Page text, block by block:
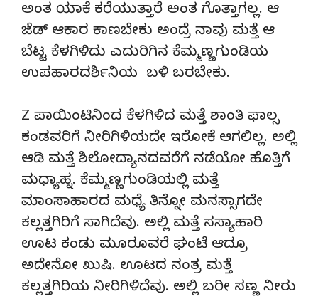
ಅಂತ ಯಾಕೆ ಕರೆಯುತ್ತಾರೆ ಅಂತ ಗೊತ್ತಾಗಲ್ಲ. ಆ
ಜೆಡ್ ಆಕಾರ ಕಾಣಬೇಕು ಅಂದ್ರೆ ನಾವು ಮತ್ತೆ ಆ
ಬೆಟ್ಟ ಕೆಳಗಿಳಿದು ಎದುರಿಗಿನ ಕೆಮ್ಮಣ್ಣಗುಂಡಿಯ
ಉಪಹಾರದರ್ಶಿನಿಯ ಬಳಿ ಬರಬೇಕು.
Z ಪಾಯಿಂಟಿನಿಂದ ಕೆಳಗಿಳಿದ ಮತ್ತೆ ಶಾಂತಿ ಫಾಲ್ಸ
ಕಂಡವರಿಗೆ ನೀರಿಗಿಳಿಯದೇ ಇರೋಕೆ ಆಗಲಿಲ್ಲ. ಅಲ್ಲಿ
ಆಡಿ ಮತ್ತೆ ಶಿಲೋದ್ಯಾನದವರೆಗೆ ನಡೆಯೋ ಹೊತ್ತಿಗೆ
ಮಧ್ಯಾಹ್ನ. ಕೆಮ್ಮಣ್ಣಗುಂಡಿಯಲ್ಲಿ ಮತ್ತೆ
ಮಾಂಸಾಹಾರದ ಮಧ್ಯೆ ತಿನ್ನೋ ಮನಸ್ಸಾಗದೇ
ಕಲ್ಲತ್ತಗಿರಿಗೆ ಸಾಗಿದೆವು. ಅಲ್ಲಿ ಮತ್ತೆ ಸಸ್ಯಾಹಾರಿ
ಊಟ ಕಂಡು ಮೂರೂವರೆ ಘಂಟೆ ಆದ್ರೂ
ಅದೇನೋ ಖುಷಿ. ಊಟದ ನಂತ್ರ ಮತ್ತೆ
ಕಲ್ಲತ್ತಗಿರಿಯ ನೀರಿಗಿಳಿದೆವು. ಅಲ್ಲಿ ಬರೀ ಸಣ್ಣ ನೀರು